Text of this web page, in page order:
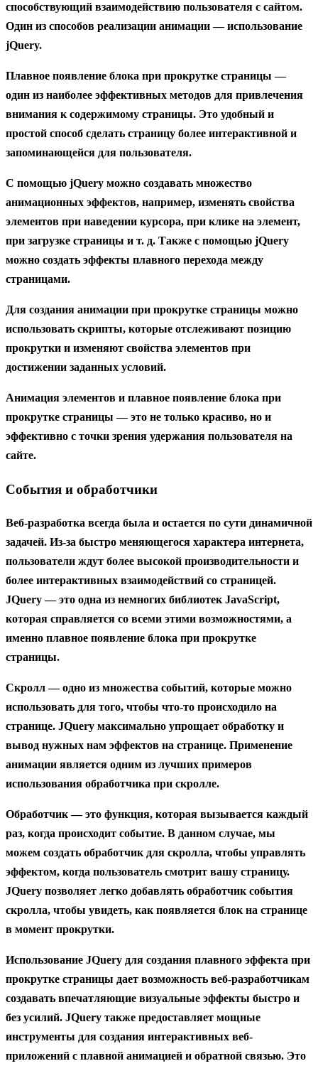
способствующий взаимодействию пользователя с сайтом.
Один из способов реализации анимации — использование
jQuery.
Плавное появление блока при прокрутке страницы —
один из наиболее эффективных методов для привлечения
внимания к содержимому страницы. Это удобный и
простой способ сделать страницу более интерактивной и
запоминающейся для пользователя.
С помощью jQuery можно создавать множество
анимационных эффектов, например, изменять свойства
элементов при наведении курсора, при клике на элемент,
при загрузке страницы и т. д. Также с помощью jQuery
можно создать эффекты плавного перехода между
страницами.
Для создания анимации при прокрутке страницы можно
использовать скрипты, которые отслеживают позицию
прокрутки и изменяют свойства элементов при
достижении заданных условий.
Анимация элементов и плавное появление блока при
прокрутке страницы — это не только красиво, но и
эффективно с точки зрения удержания пользователя на
сайте.
События и обработчики
Веб-разработка всегда была и остается по сути динамичной
задачей. Из-за быстро меняющегося характера интернета,
пользователи ждут более высокой производительности и
более интерактивных взаимодействий со страницей.
JQuery — это одна из немногих библиотек JavaScript,
которая справляется со всеми этими возможностями, а
именно плавное появление блока при прокрутке
страницы.
Скролл — одно из множества событий, которые можно
использовать для того, чтобы что-то происходило на
странице. JQuery максимально упрощает обработку и
вывод нужных нам эффектов на странице. Применение
анимации является одним из лучших примеров
использования обработчика при скролле.
Обработчик — это функция, которая вызывается каждый
раз, когда происходит событие. В данном случае, мы
можем создать обработчик для скролла, чтобы управлять
эффектом, когда пользователь смотрит вашу страницу.
JQuery позволяет легко добавлять обработчик события
скролла, чтобы увидеть, как появляется блок на странице
в момент прокрутки.
Использование JQuery для создания плавного эффекта при
прокрутке страницы дает возможность веб-разработчикам
создавать впечатляющие визуальные эффекты быстро и
без усилий. JQuery также предоставляет мощные
инструменты для создания интерактивных веб-
приложений с плавной анимацией и обратной связью. Это